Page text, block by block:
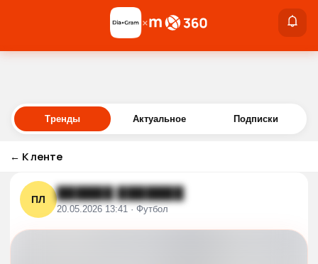
Войти
×
Тренды Актуальное Подписки
← К ленте
ПЛ ██████ ███████
20.05.2026 13:41 · Футбол